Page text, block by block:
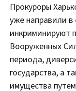
Прокуроры
уже направили
инкриминируют
Вооруженных
периода,
государства, а
имущества